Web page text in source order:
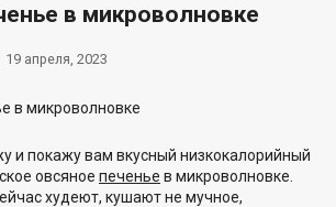
в микроволновке
19 апреля, 2023
и покажу вам вкусный низкокалорийный
овсяное печенье в микроволновке.
худеют, кушают не мучное,